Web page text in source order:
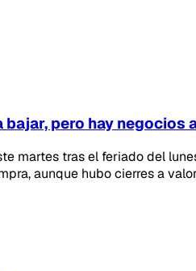
pero hay negocios
martes tras el feriado del
aunque hubo cierres a